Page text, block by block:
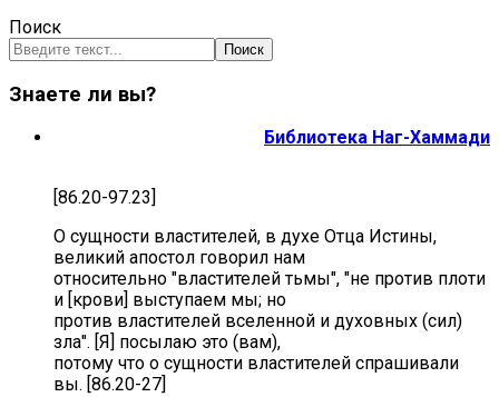
Поиск
Поиск
Знаете ли вы?
Библиотека Наг-Хаммади
[86.20-97.23]
О сущности властителей, в духе Отца Истины,
великий апостол говорил нам
относительно "властителей тьмы", "не против плоти
и [крови] выступаем мы; но
против властителей вселенной и духовных (сил)
зла". [Я] посылаю это (вам),
потому что о сущности властителей спрашивали
вы. [86.20-27]